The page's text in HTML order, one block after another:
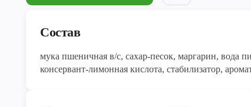
Состав
мука пшеничная в/с, сахар-песок, маргарин, вода
консервант-лимонная кислота, стабилизатор,